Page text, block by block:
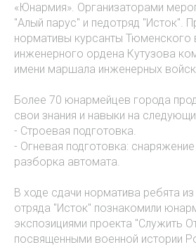
«Юнармия». Организаторами
"Алый парус" и педотряд "Исток".
нормативы курсанты
инженерного ордена Кутузова
имени маршала инженерных
Более 70 юнармейцев города
свои знания и навыки на
- Строевая подготовка.
- Огневая подготовка:
разборка автомата.
В ходе сдачи норматива ребята
отряда "Исток" познакомили
экспозициями проекта "Служить
посвященными военной истории